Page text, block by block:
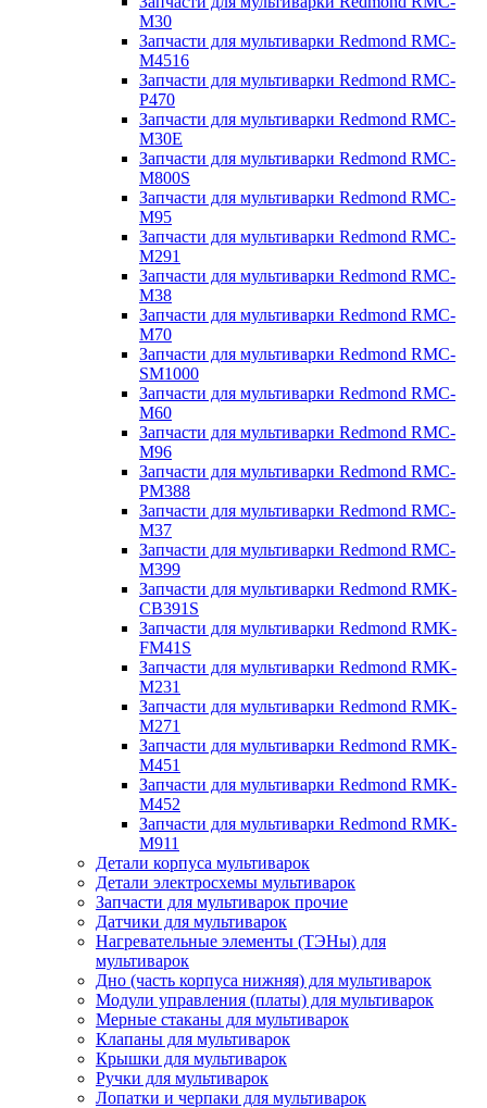
M30
Запчасти для мультиварки Redmond RMC-
M4516
Запчасти для мультиварки Redmond RMC-
P470
Запчасти для мультиварки Redmond RMC-
M30E
Запчасти для мультиварки Redmond RMC-
M800S
Запчасти для мультиварки Redmond RMC-
M95
Запчасти для мультиварки Redmond RMC-
M291
Запчасти для мультиварки Redmond RMC-
M38
Запчасти для мультиварки Redmond RMC-
M70
Запчасти для мультиварки Redmond RMC-
SM1000
Запчасти для мультиварки Redmond RMC-
M60
Запчасти для мультиварки Redmond RMC-
M96
Запчасти для мультиварки Redmond RMC-
PM388
Запчасти для мультиварки Redmond RMC-
M37
Запчасти для мультиварки Redmond RMC-
M399
Запчасти для мультиварки Redmond RMK-
CB391S
Запчасти для мультиварки Redmond RMK-
FM41S
Запчасти для мультиварки Redmond RMK-
M231
Запчасти для мультиварки Redmond RMK-
M271
Запчасти для мультиварки Redmond RMK-
M451
Запчасти для мультиварки Redmond RMK-
M452
Запчасти для мультиварки Redmond RMK-
M911
Детали корпуса мультиварок
Детали электросхемы мультиварок
Запчасти для мультиварок прочие
Датчики для мультиварок
Нагревательные элементы (ТЭНы) для
мультиварок
Дно (часть корпуса нижняя) для мультиварок
Модули управления (платы) для мультиварок
Мерные стаканы для мультиварок
Клапаны для мультиварок
Крышки для мультиварок
Ручки для мультиварок
Лопатки и черпаки для мультиварок